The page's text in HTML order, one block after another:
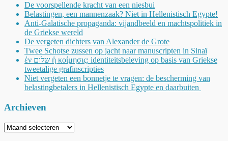
De voorspellende kracht van een niesbui
Belastingen, een mannenzaak? Niet in Hellenistisch Egypte!
Anti-Galatische propaganda: vijandbeeld en machtspolitiek in
de Griekse wereld
De vergeten dichters van Alexander de Grote
Twee Schotse zussen op jacht naar manuscripten in Sinaï
ἐν שלום ἡ κοίμησις: identiteitsbeleving op basis van Griekse
tweetalige grafinscripties
Niet vergeten een bonnetje te vragen: de bescherming van
belastingbetalers in Hellenistisch Egypte en daarbuiten
Archieven
Archieven